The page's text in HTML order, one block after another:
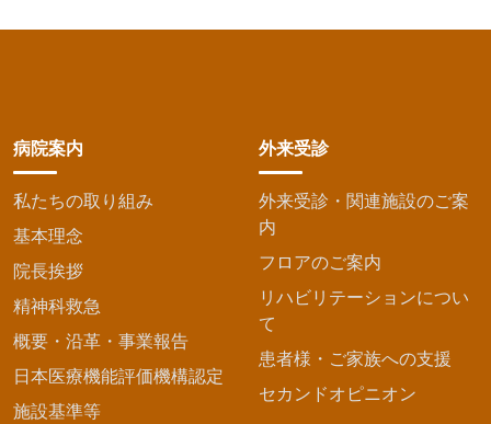
病院案内
私たちの取り組み
基本理念
院長挨拶
精神科救急
概要・沿革・事業報告
日本医療機能評価機構認定
施設基準等
外来受診
外来受診・関連施設のご案
内
フロアのご案内
リハビリテーションについ
て
患者様・ご家族への支援
セカンドオピニオン